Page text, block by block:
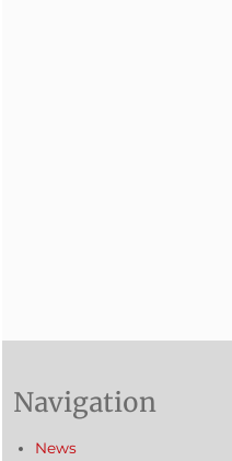
Navigation
News